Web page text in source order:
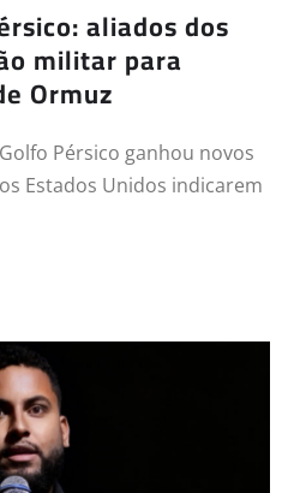
aliados dos
militar para
Ormuz
Pérsico ganhou novos
Estados Unidos indicarem